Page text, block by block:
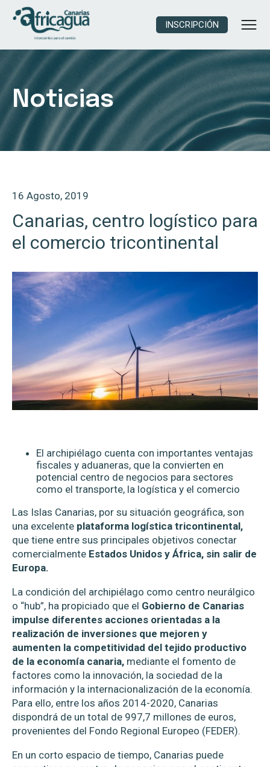
INSCRIPCIÓN
Noticias
16 Agosto, 2019
Canarias, centro logístico para
el comercio tricontinental
El archipiélago cuenta con importantes ventajas
fiscales y aduaneras, que la convierten en
potencial centro de negocios para sectores
como el transporte, la logística y el comercio
Las Islas Canarias, por su situación geográfica, son
una excelente plataforma logística tricontinental,
que tiene entre sus principales objetivos conectar
comercialmente Estados Unidos y África, sin salir de
Europa.
La condición del archipiélago como centro neurálgico
o “hub”, ha propiciado que el Gobierno de Canarias
impulse diferentes acciones orientadas a la
realización de inversiones que mejoren y
aumenten la competitividad del tejido productivo
de la economía canaria, mediante el fomento de
factores como la innovación, la sociedad de la
información y la internacionalización de la economía.
Para ello, entre los años 2014-2020, Canarias
dispondrá de un total de 997,7 millones de euros,
provenientes del Fondo Regional Europeo (FEDER).
En un corto espacio de tiempo, Canarias puede